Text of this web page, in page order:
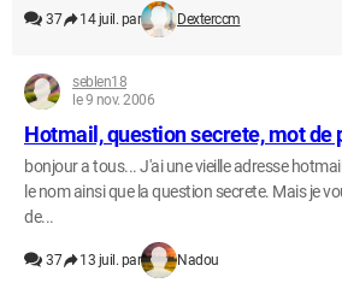
37 14 juil. par Dexterccm
seblen18
le 9 nov. 2006
Hotmail, question secrete, mot de
bonjour a tous... J'ai une vieille adresse
le nom ainsi que la question secrete. Mais je
de...
37 13 juil. par Nadou